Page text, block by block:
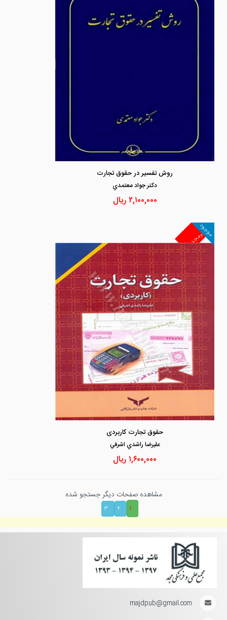
روش تفسیر در حقوق تجارت
دكتر جواد معتمدي
۲,۱۰۰,۰۰۰ریال
غیرمجد
موجود
حقوق تجارت کاربردی
عليرضا راشدي اشرفي
۱,۶۰۰,۰۰۰ ریال
مشاهده صفحات دیگر جستجو شده
۱
۲ ۳
majdpub@gmail.com